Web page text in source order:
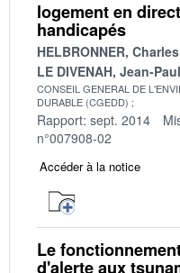
logement en
handicapés
HELBRONNER, Charles
LE DIVENAH, Jean-Paul
CONSEIL GENERAL DE
DURABLE (CGEDD)
Rapport: sept. 2014
n°007908-02
Accéder à la notice
Le
d'alerte aux